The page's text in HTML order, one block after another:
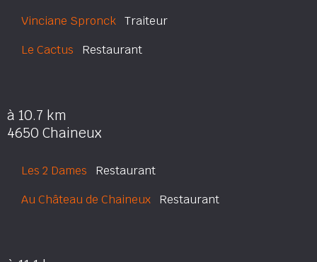
Vinciane Spronck Traiteur
Le Cactus Restaurant
à 10.7 km
4650 Chaineux
Les 2 Dames Restaurant
Au Château de Chaineux Restaurant